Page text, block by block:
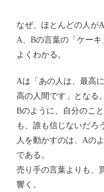
なぜ、ほとんどの人が
A、Bの言葉の「ケー
よくわかる。
Aは「あの人は、最高
高の人間です」となる。
Bのように、自分のこ
も、誰も信じないだろ
人を動かすのは、Aの
である。
売り手の言葉よりも、
響く。